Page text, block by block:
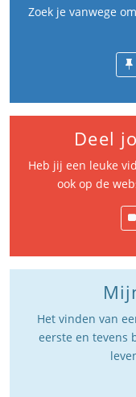
Zoek je vanwege
Deel
Heb jij een leuke
ook op de
Het vinden van
eerste en tevens